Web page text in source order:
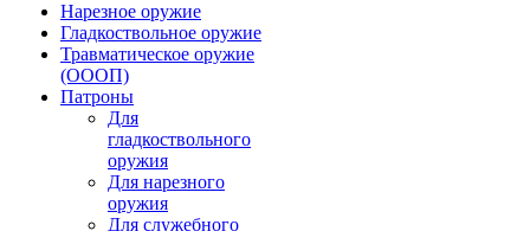
Нарезное оружие
Гладкоствольное оружие
Травматическое оружие
(ОООП)
Патроны
Для
гладкоствольного
оружия
Для нарезного
оружия
Для служебного